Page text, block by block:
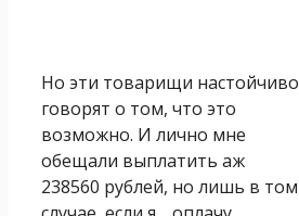
Но эти товарищи настойчиво
говорят о том, что это
возможно. И лично мне
обещали выплатить аж
238560 рублей, но лишь в том